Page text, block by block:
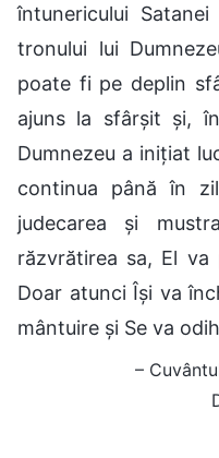
întunericului
tronului lui
poate fi pe deplin
ajuns la sfârșit și,
Dumnezeu a inițiat
continua până în
judecarea și
răzvrătirea sa, El va
Doar atunci Își va
mântuire și Se va
–